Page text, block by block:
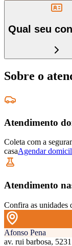
Qual seu
Sobre o
Atendimento
Coleta com a
casaAgendar
Atendimento
Confira as unidades
Afonso Pena
av. rui barbosa,